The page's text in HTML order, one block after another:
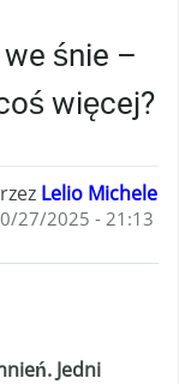
śnie –
więcej?
Lelio Michele
27/2025 - 21:13
Jedni